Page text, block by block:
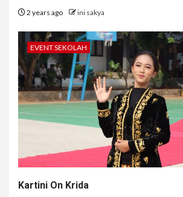
2 years ago ini sakya
EVENT SEKOLAH
Kartini On Krida